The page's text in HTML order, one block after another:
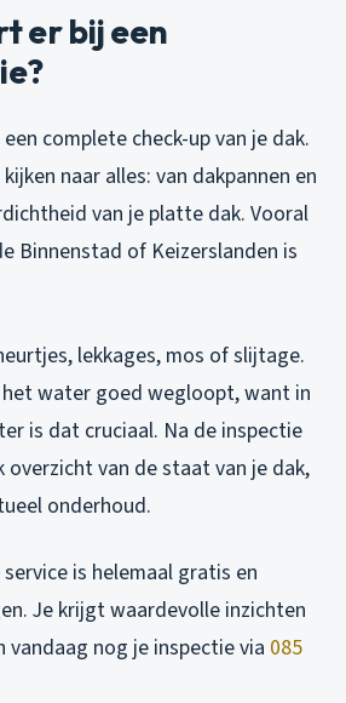
er bij een
complete check-up van je dak.
naar alles: van dakpannen en
van je platte dak. Vooral
Binnenstad of Keizerslanden is
lekkages, mos of slijtage.
het water goed wegloopt, want in
is dat cruciaal. Na de inspectie
overzicht van de staat van je dak,
onderhoud.
is helemaal gratis en
Je krijgt waardevolle inzichten
vandaag nog je inspectie via 085